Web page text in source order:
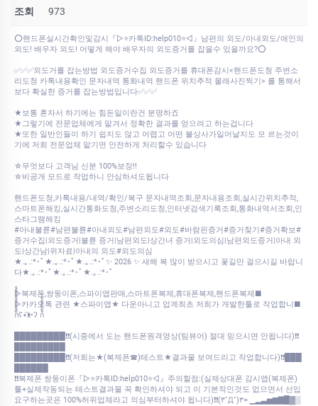
조회 973
⭕핸드폰실시간확인및감시『▷⭐카톡ID:help010⭐◁』남편의 외도/아내외도/애인의
외도! 배우자 외도! 어떻게 해야 배우자의 외도증거를 잡을수 있을까요?⭕
✅✅✅외도거를 잡는방법 외도증거수집 외도증거를 휴대폰감시<핸드폰도청 주변소
리도청 카톡내용확인 문자내역 통화내역 핸드폰 위치추적 몰래사진찍기> 를 통해서
보다 확실한 증거를 잡는방법입니다✅✅✅
★보통 혼자서 하기에는 힘든일이란건 분명하죠
★그렇기에 전문업체에게 맡겨서 정확한 결과를 얻으려고 하는겁니다
★또한 일반인들이 하기 쉽지도 않고 어렵고 어떤 불상사가일어날지도 모 르는것이
기에 저희 전문업체 맡기면 안전하게 처리할수 있습니다
☆무엇보다 고객님 신분 100%보장!!
☆비공개 모드로 작업하니 안심하셔도됩니다
핸드폰도청,카톡내용/내역/확인/복구 문자내역조회,문자내용조회,실시간위치추적,
스마트폰해킹,실시간통화도청,주변소리도청,인터넷검색기록조회,통화내역서조회,인
스타그램해킹
#아내불륜#남편불륜#아내외도#남편외도#외도#바람핀증거#증거찾기#증거확보#
증거수집|외도증거|불륜 증거|남편외도|상간녀 증거|외도의심|남편외도증거|아내 외
도|상간남|위자료|아내의 외도#외도의심
★.｡.:*･ﾟ★.｡.:*･ﾟ★.｡.:*･ﾟ✨ 2026 ✨ 새해 복 많이 받으시고 꽃길만 걸으시길 바랍니
다★.｡.:*･ﾟ★.｡.:*･ﾟ★.｡.:*･ﾟ
▷복제폰,쌍둥이폰,스파이앱판매,스마트폰복제,휴대폰복제,핸드폰복제■
▷카카오톡 관련 ★스파이앱★ 다운아니고 업계최초 저희가 개발한툴로 작업합니■
ก็็็็็็็็็็็็็ʕ•͡ᴥ•ʔ ก้้้้้้้้้้้
█████████❗❗(시중에서 도는 핸드폰원격영상(팀뷰어) 절대 믿으시면 안됩니다)❗❗
█████████❗❗(저희는★(복제폰☎)테스트★결과물 보여드리고 작업합니다)❗❗███
❗❗복제폰 쌍둥이폰『▷⭐카톡ID:help010⭐◁』주의할점:(실제상대폰 감시앱(복제폰)
툴+실제작동되는 테스트결과물 꼭 확인하셔야 되고 이 기본적인것도 없으면서 선입
요구하는곳은 100%허위업체라고 의심부터하셔야 됩니다)❗❗(۳˚Д˚)۳= ▁▂▃▅▆▇█▓▒